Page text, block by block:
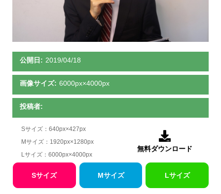
公開日: 2019/04/18
画像サイズ: 6000px×4000px
投稿者:
Sサイズ：640px×427px
Mサイズ：1920px×1280px
Lサイズ：6000px×4000px

無料ダウンロード
Sサイズ Mサイズ Lサイズ